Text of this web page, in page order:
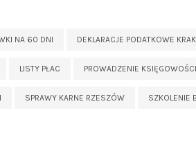
NA 60 DNI DEKLARACJE PODATKOWE
LISTY PŁAC PROWADZENIE
SPRAWY KARNE RZESZÓW SZKOLENIE